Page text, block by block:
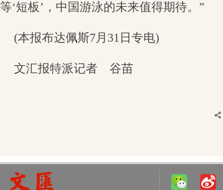
等‘短板’，中国游泳的未来值得期待。”
(本报布达佩斯7月31日专电)
文汇报特派记者 谷苗